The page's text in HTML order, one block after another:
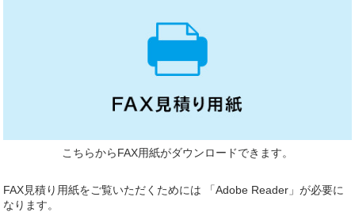
こちらからFAX用紙がダウンロードできます。
FAX見積り用紙をご覧いただくためには 「Adobe Reader」が必要に
なります。